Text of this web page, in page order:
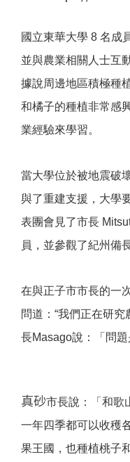
國立東華大學 8 名成
並與農業相關人士互
據說周邊地區積極種
和橘子的種植非常感
業經驗來學習。
當大學位於被地震破
與了重建支援，大學
表團會見了市長
員，並參觀了紀州備
在與正子市市長的一
問道：“我們正在研
長Masago說：「問題
真砂市長說：「和歌
一年四季都可以收穫
果王國，也種植桃子